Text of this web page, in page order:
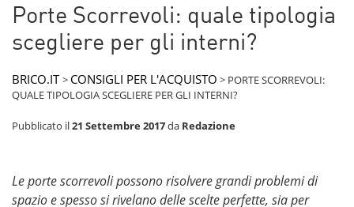
Porte Scorrevoli: quale tipologia
scegliere per gli interni?
BRICO.IT > CONSIGLI PER L'ACQUISTO > PORTE SCORREVOLI:
QUALE TIPOLOGIA SCEGLIERE PER GLI INTERNI?
Pubblicato il21 Settembre 2017da Redazione
Le porte scorrevoli possono risolvere grandi problemi di
spazio e spesso si rivelano delle scelte perfette, sia per